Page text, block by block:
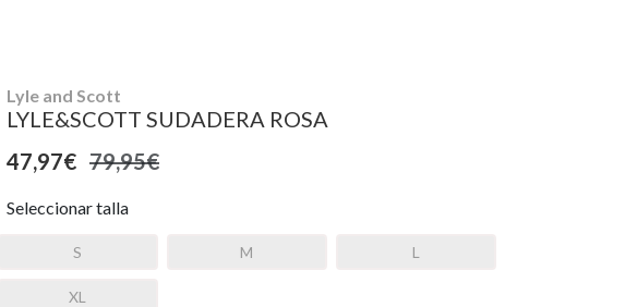
Lyle and Scott
LYLE&SCOTT SUDADERA ROSA
47,97€ 79,95€
Seleccionar talla
S M L
XL